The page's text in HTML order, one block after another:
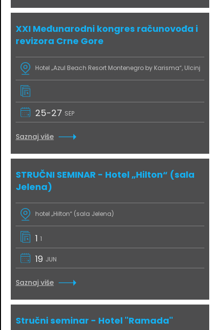
XXI Međunarodni kongres računovođa i
revizora Crne Gore
Hotel „Azul Beach Resort Montenegro by Karisma“, Ulcinj
25-27 SEP
Saznaj više
STRUČNI SEMINAR - Hotel „Hilton“ (sala
Jelena)
hotel „Hilton“ (sala Jelena)
1 1
19 JUN
Saznaj više
Stručni seminar - Hotel "Ramada"